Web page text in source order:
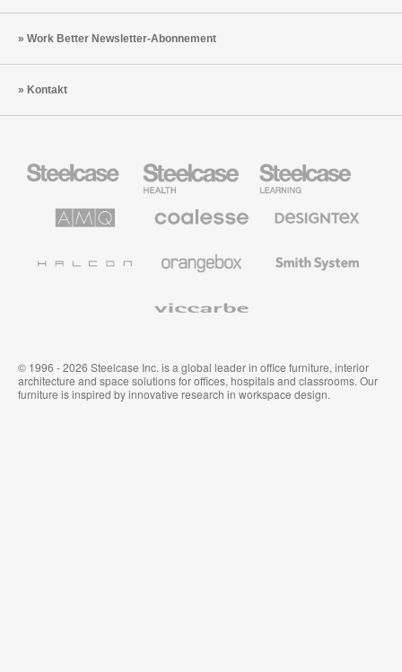
Work Better Newsletter-Abonnement
Kontakt
Büromöbel
Health
Education
Möbel
Solutions
Büromöbel
Textilien
System
© 1996 - 2026 Steelcase Inc. is a global leader in office furniture, interior
architecture and space solutions for offices, hospitals and classrooms. Our
furniture is inspired by innovative research in workspace design.